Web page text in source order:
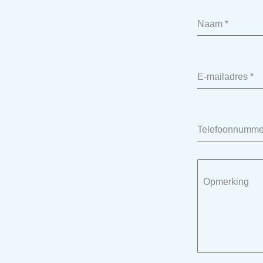
Naam *
E-mailadres *
Opmerking